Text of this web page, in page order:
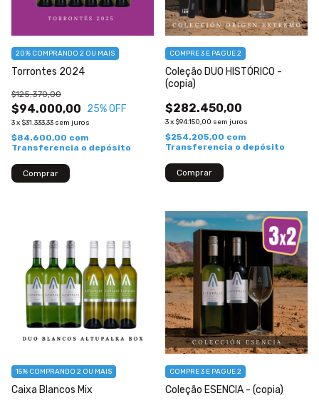
Torrontes 2024
$94.000,00
$125.370,00
25% OFF
3x $31.333,33 sem juros
20% COMPRANDO 2 OU MAIS
$84.600,00 com
Transferencia o depósito
Coleção DUO HISTÓRICO -
(copia)
$282.450,00
3x $94.150,00 sem juros
COMPRE 3 E PAGUE 2
$254.205,00 com
Transferencia o depósito
Caixa Blancos Mix
15% COMPRANDO 2 OU MAIS
Coleção ESENCIA - (copia)
COMPRE 3 E PAGUE 2